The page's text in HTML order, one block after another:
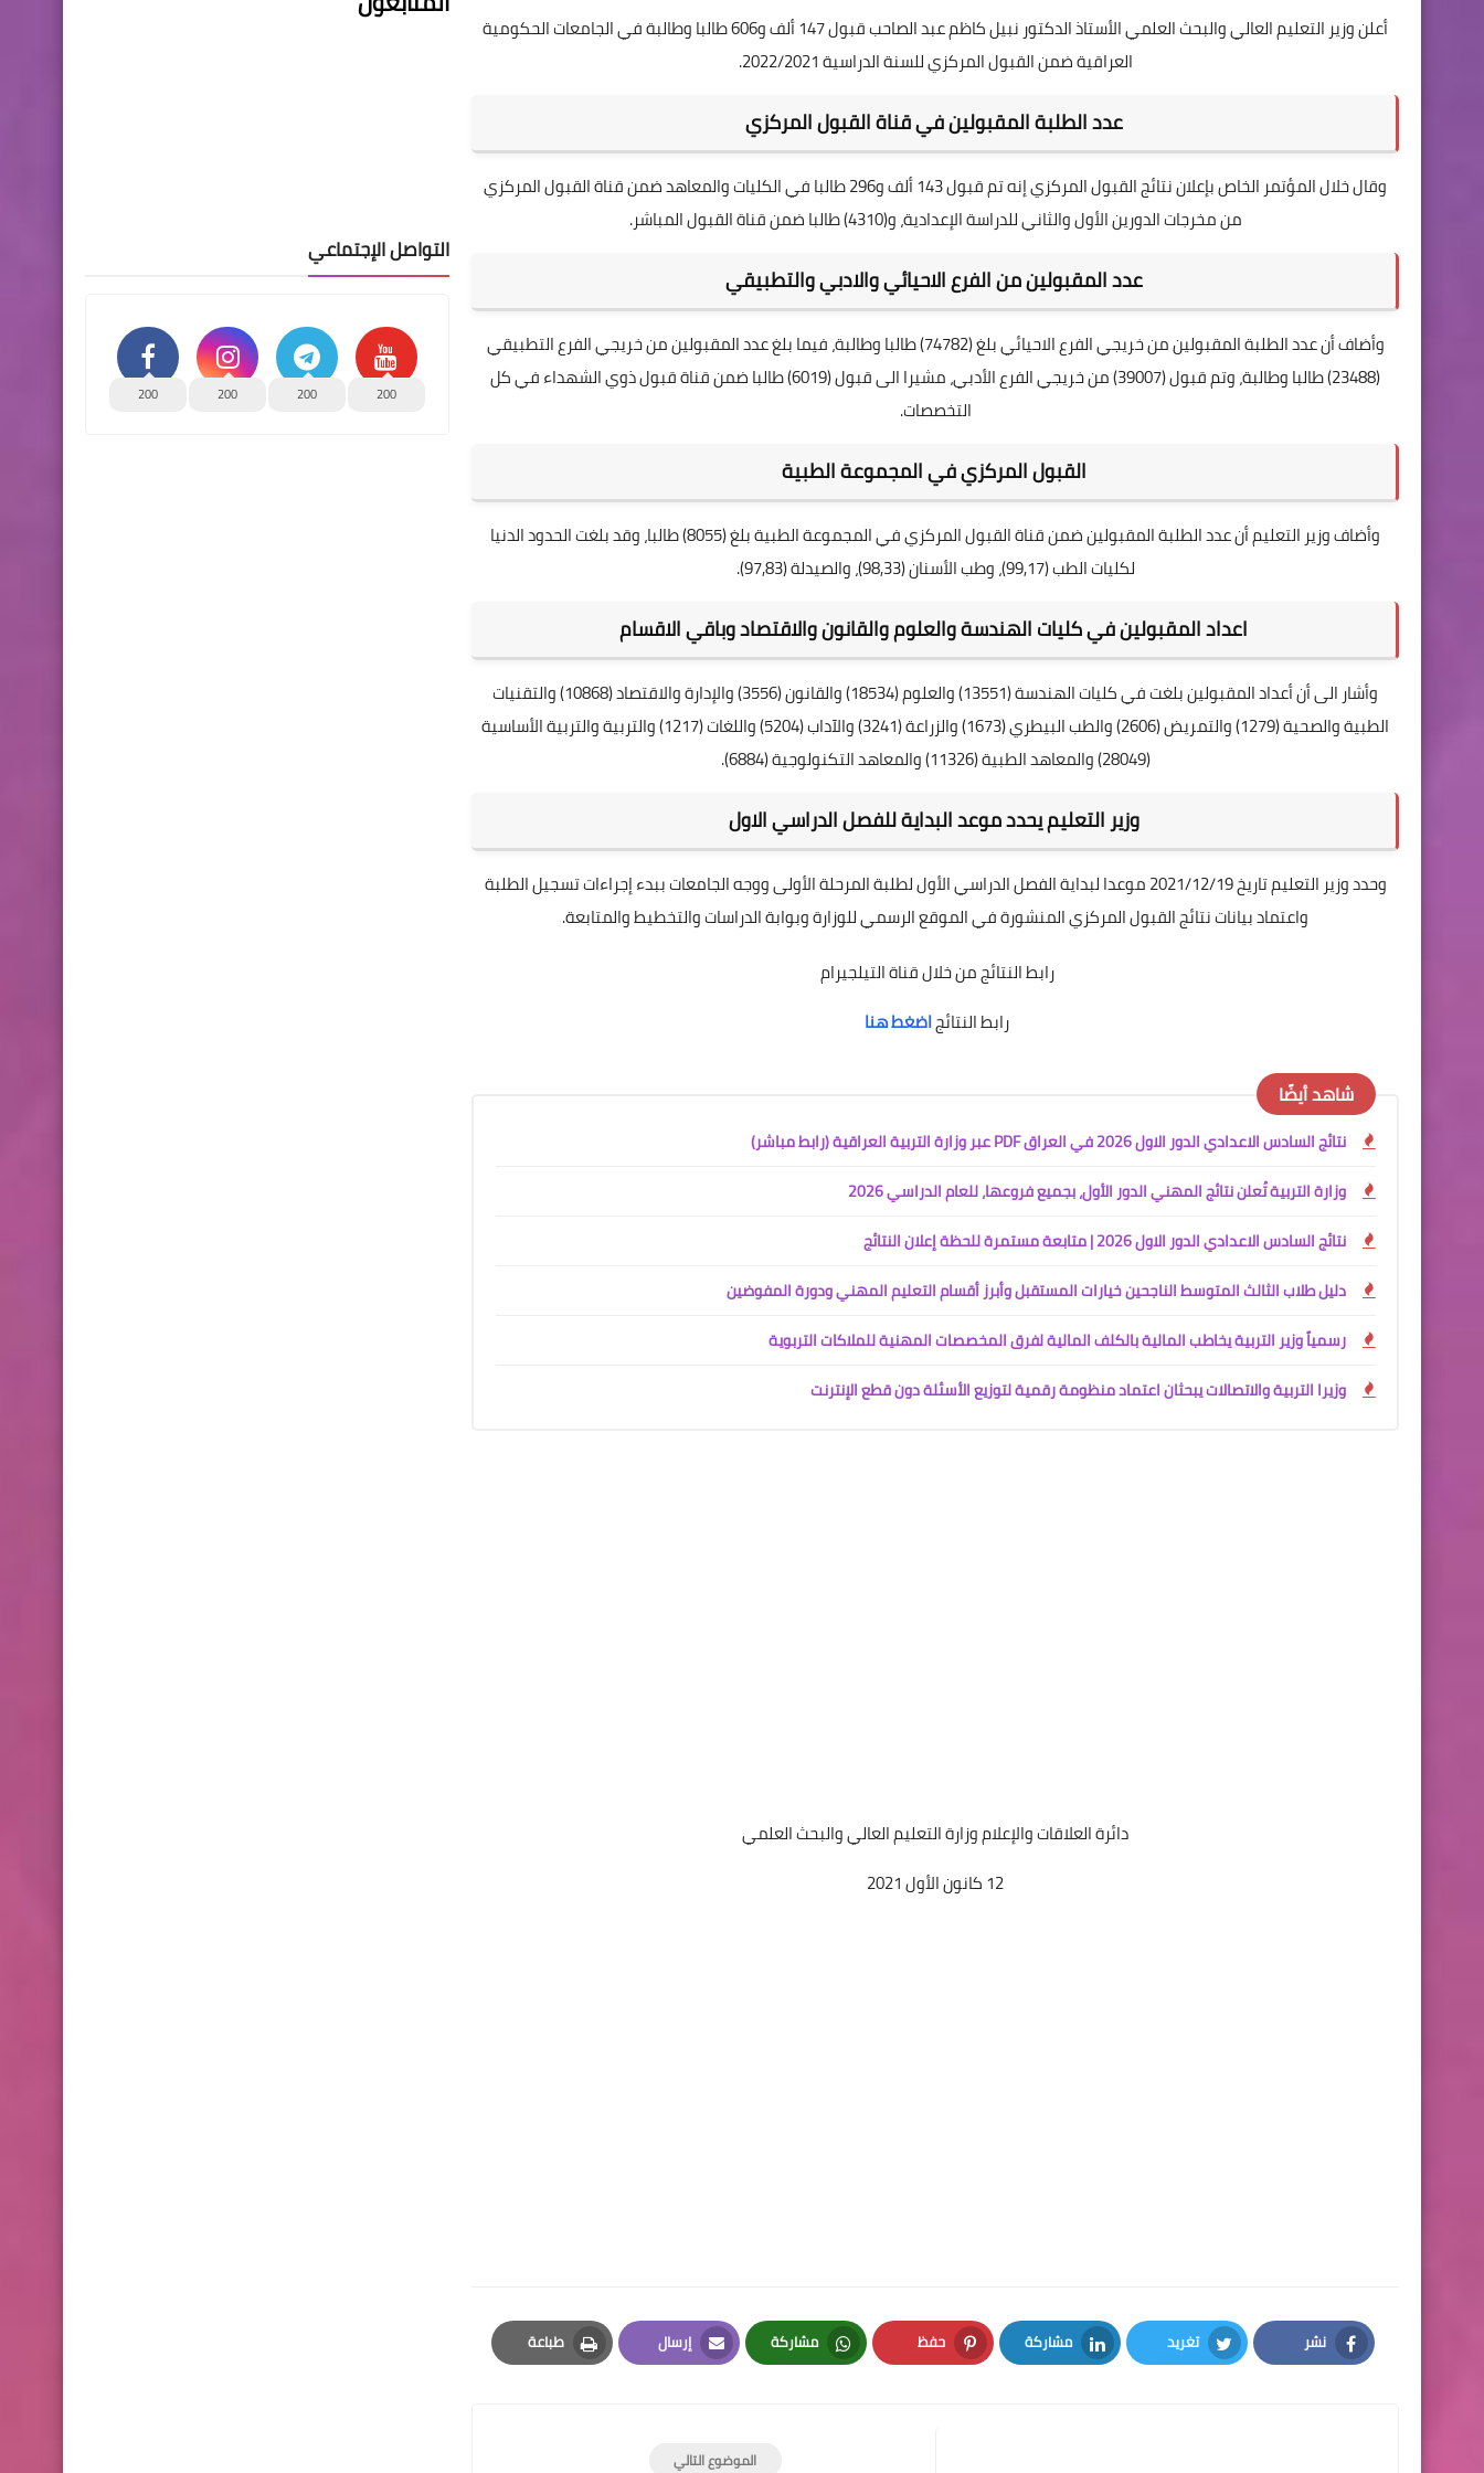
أعلن وزير التعليم العالي والبحث العلمي الأستاذ الدكتور نبيل كاظم عبد الصاحب قبول 147 ألف و606 طالبا وطالبة في الجامعات الحكومية
العراقية ضمن القبول المركزي للسنة الدراسية 2022/2021.
عدد الطلبة المقبولين في قناة القبول المركزي
وقال خلال المؤتمر الخاص بإعلان نتائج القبول المركزي إنه تم قبول 143 ألف و296 طالبا في الكليات والمعاهد ضمن قناة القبول المركزي
من مخرجات الدورين الأول والثاني للدراسة الإعدادية، و(4310) طالبا ضمن قناة القبول المباشر.
عدد المقبولين من الفرع الاحيائي والادبي والتطبيقي
وأضاف أن عدد الطلبة المقبولين من خريجي الفرع الاحيائي بلغ (74782) طالبا وطالبة، فيما بلغ عدد المقبولين من خريجي الفرع التطبيقي
(23488) طالبا وطالبة، وتم قبول (39007) من خريجي الفرع الأدبي، مشيرا الى قبول (6019) طالبا ضمن قناة قبول ذوي الشهداء في كل
التخصصات.
القبول المركزي في المجموعة الطبية
وأضاف وزير التعليم أن عدد الطلبة المقبولين ضمن قناة القبول المركزي في المجموعة الطبية بلغ (8055) طالبا، وقد بلغت الحدود الدنيا
لكليات الطب (99,17)، وطب الأسنان (98,33)، والصيدلة (97,83).
اعداد المقبولين في كليات الهندسة والعلوم والقانون والاقتصاد وباقي الاقسام
وأشار الى أن أعداد المقبولين بلغت في كليات الهندسة (13551) والعلوم (18534) والقانون (3556) والإدارة والاقتصاد (10868) والتقنيات
الطبية والصحية (1279) والتمريض (2606) والطب البيطري (1673) والزراعة (3241) والآداب (5204) واللغات (1217) والتربية والتربية الأساسية
(28049) والمعاهد الطبية (11326) والمعاهد التكنولوجية (6884).
وزير التعليم يحدد موعد البداية للفصل الدراسي الاول
وحدد وزير التعليم تاريخ 2021/12/19 موعدا لبداية الفصل الدراسي الأول لطلبة المرحلة الأولى ووجه الجامعات ببدء إجراءات تسجيل الطلبة
واعتماد بيانات نتائج القبول المركزي المنشورة في الموقع الرسمي للوزارة وبوابة الدراسات والتخطيط والمتابعة.
رابط النتائج من خلال قناة التيلجيرام
رابط النتائجاضغط هنا
شاهد أيضًا
نتائج السادس الاعدادي الدور الاول 2026 في العراق PDF عبر وزارة التربية العراقية (رابط مباشر)
وزارة التربية تُعلن نتائج المهني الدور الأول، بجميع فروعها، للعام الدراسي 2026
نتائج السادس الاعدادي الدور الاول 2026 | متابعة مستمرة للحظة إعلان النتائج
دليل طلاب الثالث المتوسط الناجحين خيارات المستقبل وأبرز أقسام التعليم المهني ودورة المفوضين
رسمياً وزير التربية يخاطب المالية بالكلف المالية لفرق المخصصات المهنية للملاكات التربوية
وزيرا التربية والاتصالات يبحثان اعتماد منظومة رقمية لتوزيع الأسئلة دون قطع الإنترنت
دائرة العلاقات والإعلام وزارة التعليم العالي والبحث العلمي
12 كانون الأول 2021
نشر
Facebook
تغريد
Twitter
مشاركة
LinkedIn
حفظ
Pinterest
مشاركة
Whatsapp
إرسال
Email
طباعة
Print
الموضوع التالي
التواصل الإجتماعي
200
200
200
200